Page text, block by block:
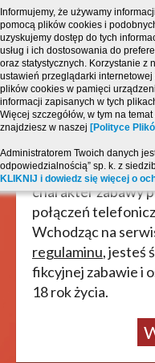
Informujemy, że używamy
pomocą plików cookies i
uzyskujemy dostęp do tych
usług i ich dostosowania do
oraz statystycznych. Korzystanie z
ustawień przeglądarki
plików cookies w pamięci
informacji zapisanych w tych
Więcej szczegółów, w tym na
znajdziesz w naszej [Polityce
Administratorem Twoich danych
odpowiedzialnością” sp. k. z
KLIKNIJ i dowiedz się więcej o
Strona zawiera
erotycznym i jest
ukończyły 18 lat!
charakter zabawy
połączeń
Wchodząc na
regulaminu, jesteś
fikcyjnej zabawie i
18 rok życia.